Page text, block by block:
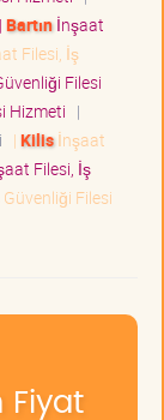
| Bartınİnşaat
Filesi, İş
Filesi
Hizmeti |
| Kilisİnşaat
Filesi, İş
Filesi
Fiyat